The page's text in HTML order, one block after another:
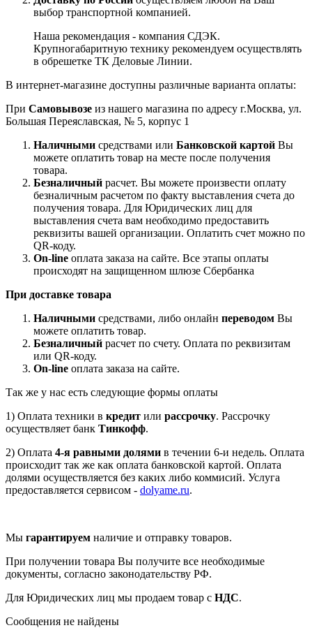
выбор транспортной компанией.
Наша рекомендация - компания СДЭК.
Крупногабаритную технику рекомендуем осуществлять
в обрешетке ТК Деловые Линии.
В интернет-магазине доступны различные варианта оплаты:
При Самовывозе из нашего магазина по адресу г.Москва, ул.
Большая Переяславская, № 5, корпус 1
Наличными средствами или Банковской картой Вы
можете оплатить товар на месте после получения
товара.
Безналичный расчет. Вы можете произвести оплату
безналичным расчетом по факту выставления счета до
получения товара. Для Юридических лиц для
выставления счета вам необходимо предоставить
реквизиты вашей организации. Оплатить счет можно по
QR-коду.
On-line оплата заказа на сайте. Все этапы оплаты
происходят на защищенном шлюзе Сбербанка
При доставке товара
Наличными средствами, либо онлайн переводом Вы
можете оплатить товар.
Безналичный расчет по счету. Оплата по реквизитам
или QR-коду.
On-line оплата заказа на сайте.
Так же у нас есть следующие формы оплаты
1) Оплата техники в кредит или рассрочку. Рассрочку
осуществляет банк Тинкофф.
2) Оплата 4-я равными долями в течении 6-и недель. Оплата
происходит так же как оплата банковской картой. Оплата
долями осуществляется без каких либо коммисий. Услуга
предоставляется сервисом - dolyame.ru.
Мы гарантируем наличие и отправку товаров.
При получении товара Вы получите все необходимые
документы, согласно законодательству РФ.
Для Юридических лиц мы продаем товар с НДС.
Сообщения не найдены